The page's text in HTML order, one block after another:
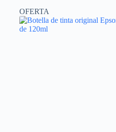
variantes.
Las
opciones
OFERTA